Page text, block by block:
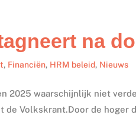
na
, Financiën, HRM beleid, Nieuws
2025 waarschijnlijk niet
de Volkskrant.Door de